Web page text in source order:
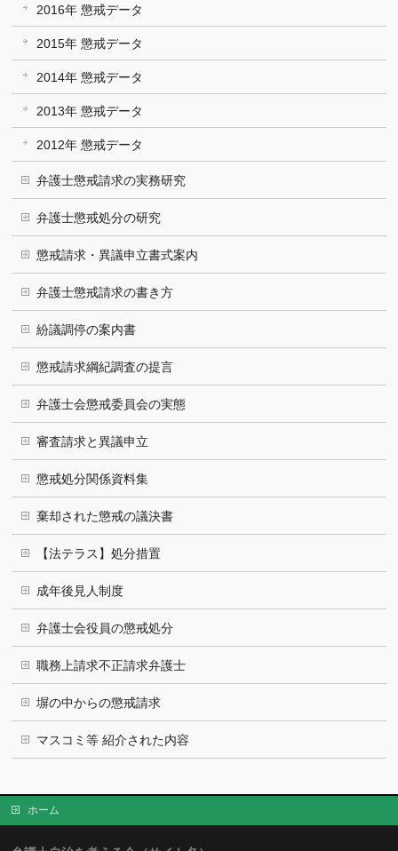
2016年 懲戒データ
2015年 懲戒データ
2014年 懲戒データ
2013年 懲戒データ
2012年 懲戒データ
弁護士懲戒請求の実務研究
弁護士懲戒処分の研究
懲戒請求・異議申立書式案内
弁護士懲戒請求の書き方
紛議調停の案内書
懲戒請求綱紀調査の提言
弁護士会懲戒委員会の実態
審査請求と異議申立
懲戒処分関係資料集
棄却された懲戒の議決書
【法テラス】処分措置
成年後見人制度
弁護士会役員の懲戒処分
職務上請求不正請求弁護士
塀の中からの懲戒請求
マスコミ等 紹介された内容
ホーム